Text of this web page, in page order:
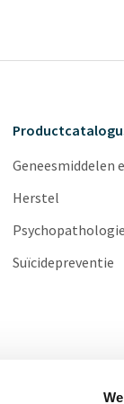
Geneesmiddelen
Herstel
Psychopathologie
Suïcidepreventie